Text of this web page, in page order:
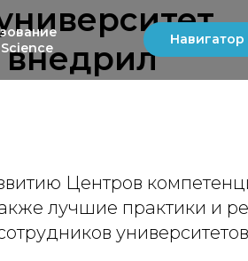
Центров
лучшие практики и